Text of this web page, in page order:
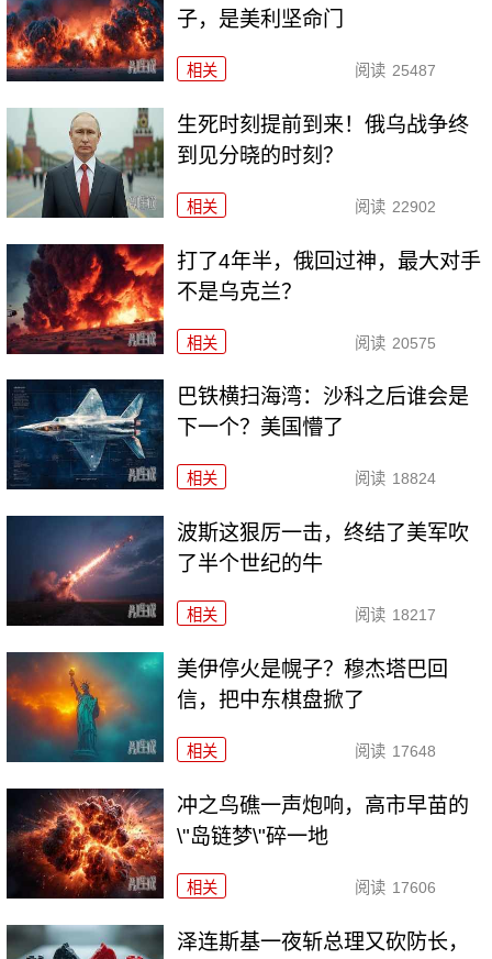
子，是美利坚命门
相关 阅读 25487
生死时刻提前到来！俄乌战争终
到见分晓的时刻？
相关 阅读 22902
打了4年半，俄回过神，最大对手
不是乌克兰？
相关 阅读 20575
巴铁横扫海湾：沙科之后谁会是
下一个？美国懵了
相关 阅读 18824
波斯这狠厉一击，终结了美军吹
了半个世纪的牛
相关 阅读 18217
美伊停火是幌子？穆杰塔巴回
信，把中东棋盘掀了
相关 阅读 17648
冲之鸟礁一声炮响，高市早苗的
\"岛链梦\"碎一地
相关 阅读 17606
泽连斯基一夜斩总理又砍防长，